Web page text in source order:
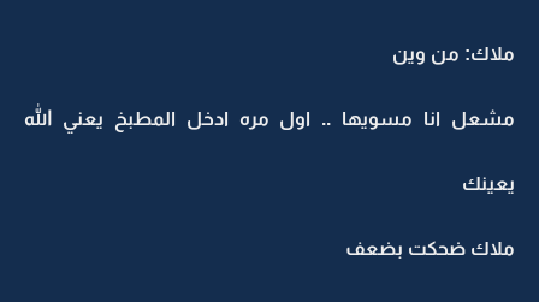
ملاك: من وين
مشعل انا مسويها .. اول مره ادخل المطبخ يعني الله
يعينك
ملاك ضحكت بضعف